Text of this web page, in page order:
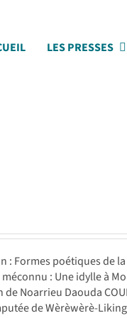
LES PRESSES
: Formes poétiques de
méconnu : Une idylle à
Noarrieu Daouda
de Wèrèwèrè-